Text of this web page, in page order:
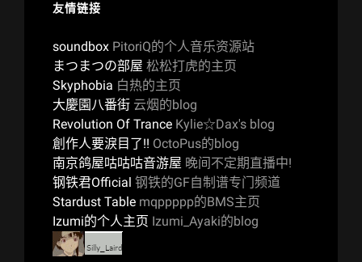
友情链接
soundbox PitoriQ的个人音乐资源站
まつまつの部屋 松松打虎的主页
Skyphobia 白热的主页
大慶園八番街 云烟的blog
Revolution Of Trance Kylie☆Dax's blog
創作人要淚目了!! OctoPus的blog
南京鸽屋咕咕咕音游屋 晚间不定期直播中!
钢铁君Official 钢铁的GF自制谱专门频道
Stardust Table mqppppp的BMS主页
Izumi的个人主页 Izumi_Ayaki的blog